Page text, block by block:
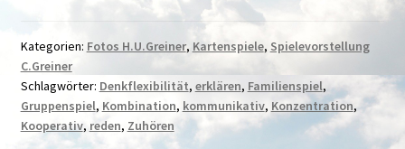
Kategorien: Fotos H.U.Greiner, Kartenspiele, Spielevorstellung
C.Greiner
Schlagwörter: Denkflexibilität, erklären, Familienspiel,
Gruppenspiel, Kombination, kommunikativ, Konzentration,
Kooperativ, reden, Zuhören